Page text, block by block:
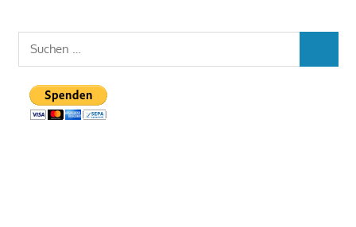
Suchen